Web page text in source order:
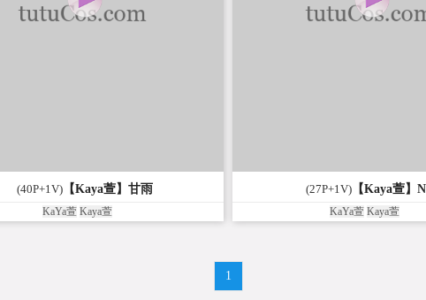
(40P+1V)【Kaya萱】甘雨
KaYa萱 Kaya萱
(27P+1V)【Kaya萱】
KaYa萱 Kaya萱
1